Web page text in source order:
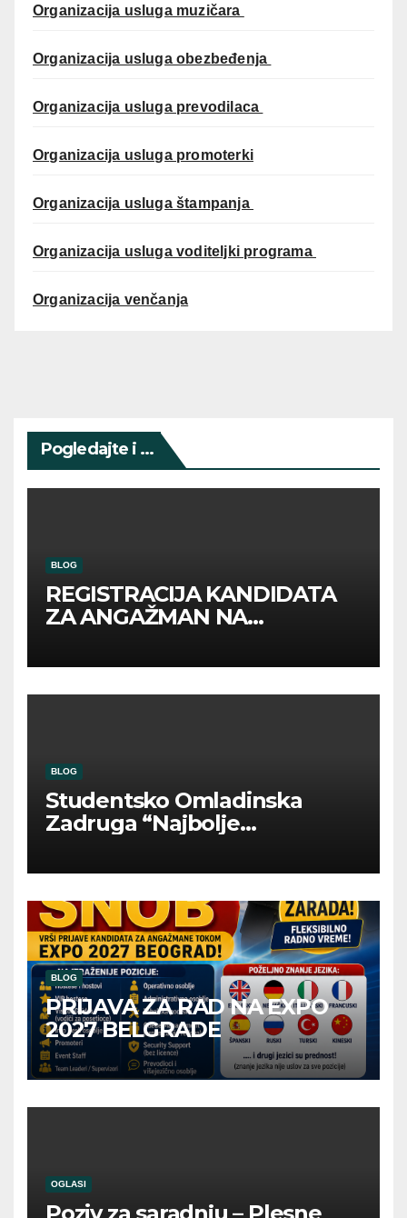
Organizacija usluga muzičara
Organizacija usluga obezbeđenja
Organizacija usluga prevodilaca
Organizacija usluga promoterki
Organizacija usluga štampanja
Organizacija usluga voditeljki programa
Organizacija venčanja
Pogledajte i ...
BLOG
REGISTRACIJA KANDIDATA
ZA ANGAŽMAN NA
BLOG
Studentsko Omladinska
Zadruga “Najbolje
BLOG
PRIJAVA ZA RAD NA EXPO
2027 BELGRADE
OGLASI